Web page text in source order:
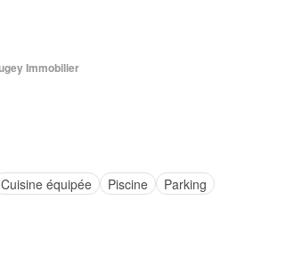
Immobilier
Cuisine équipée Piscine Parking